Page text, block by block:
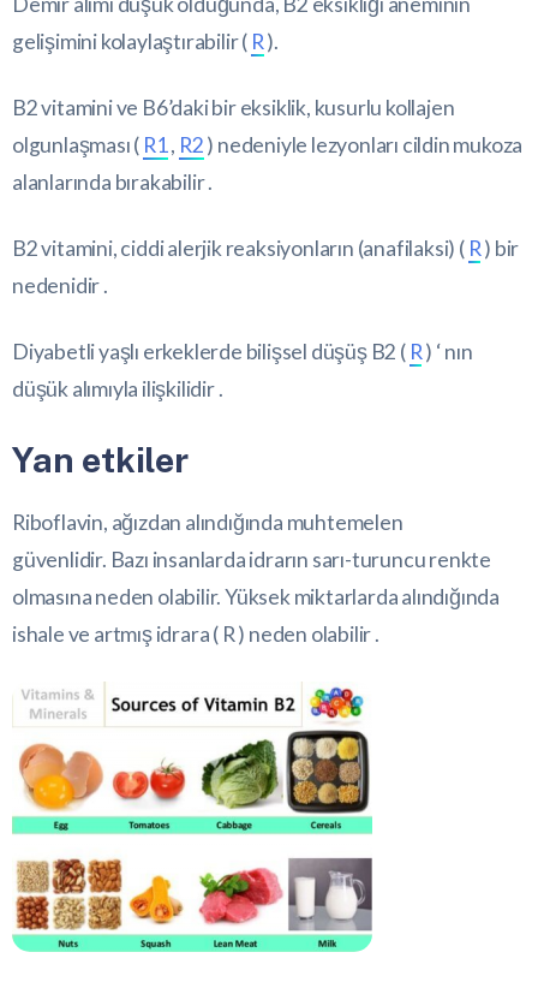
gelişimini kolaylaştırabilir ( R).
B2 vitamini ve B6’daki bir eksiklik, kusurlu kollajen
olgunlaşması ( R1, R2) nedeniyle lezyonları cildin mukoza
alanlarında bırakabilir .
B2 vitamini, ciddi alerjik reaksiyonların (anafilaksi) ( R) bir
nedenidir .
Diyabetli yaşlı erkeklerde bilişsel düşüş B2 ( R) ‘ nın
düşük alımıyla ilişkilidir .
Yan etkiler
Riboflavin, ağızdan alındığında muhtemelen
güvenlidir. Bazı insanlarda idrarın sarı-turuncu renkte
olmasına neden olabilir. Yüksek miktarlarda alındığında
ishale ve artmış idrara ( R ) neden olabilir .